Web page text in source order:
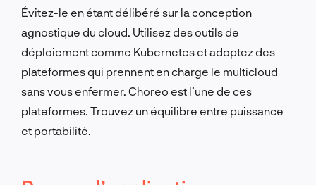
Évitez-le en étant délibéré sur la conception
agnostique du cloud. Utilisez des outils de
déploiement comme Kubernetes et adoptez des
plateformes qui prennent en charge le multicloud
sans vous enfermer. Choreo est l’une de ces
plateformes. Trouvez un équilibre entre puissance
et portabilité.